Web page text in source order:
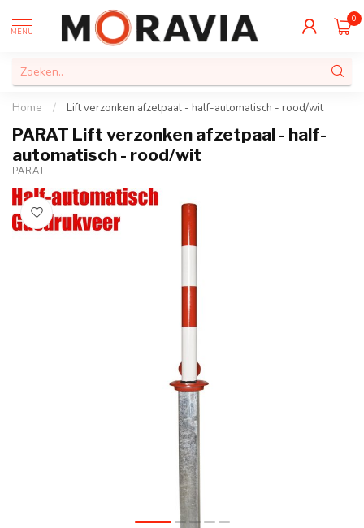
MENU
0
Home / Lift verzonken afzetpaal - half-automatisch - rood/wit
PARAT Lift verzonken afzetpaal - half-
automatisch - rood/wit
PARAT